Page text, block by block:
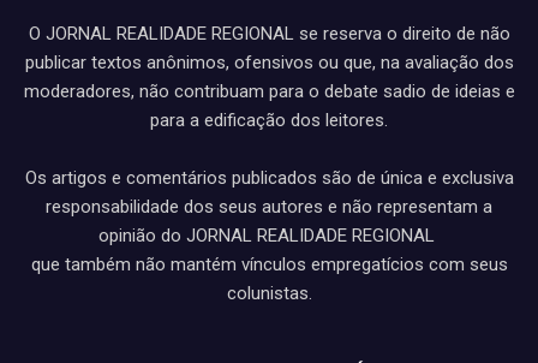
O JORNAL REALIDADE REGIONAL se reserva o direito de não
publicar textos anônimos, ofensivos ou que, na avaliação dos
moderadores, não contribuam para o debate sadio de ideias e
para a edificação dos leitores.
Os artigos e comentários publicados são de única e exclusiva
responsabilidade dos seus autores e não representam a
opinião do JORNAL REALIDADE REGIONAL
que também não mantém vínculos empregatícios com seus
colunistas.